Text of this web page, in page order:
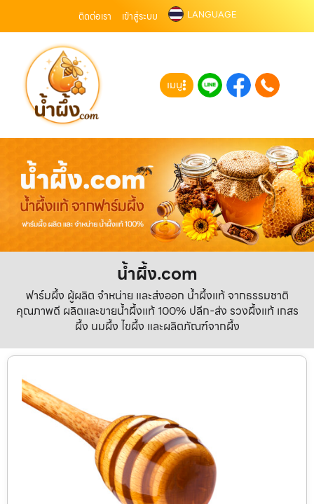
ติดต่อเรา เข้าสู่ระบบ LANGUAGE
เมนู
น้ำผึ้ง.com
ฟาร์มผึ้ง ผู้ผลิต จำหน่าย และส่งออก น้ำผึ้งแท้ จากธรรมชาติ
คุณภาพดี ผลิตและขายน้ำผึ้งแท้ 100% ปลีก-ส่ง รวงผึ้งแท้ เกสร
ผึ้ง นมผึ้ง ไขผึ้ง และผลิตภัณฑ์จากผึ้ง